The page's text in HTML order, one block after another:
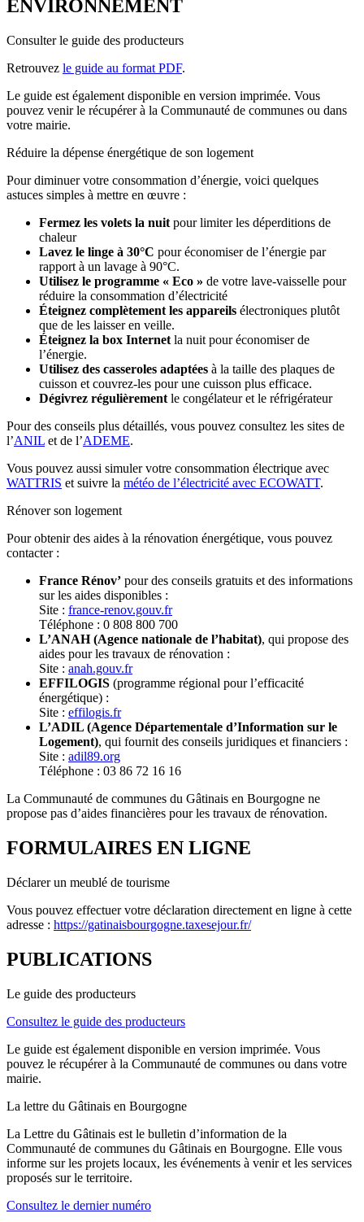
ENVIRONNEMENT
Consulter le guide des producteurs
Retrouvez le guide au format PDF.
Le guide est également disponible en version imprimée. Vous
pouvez venir le récupérer à la Communauté de communes ou dans
votre mairie.
Réduire la dépense énergétique de son logement
Pour diminuer votre consommation d’énergie, voici quelques
astuces simples à mettre en œuvre :
Fermez les volets la nuit pour limiter les déperditions de
chaleur
Lavez le linge à 30°C pour économiser de l’énergie par
rapport à un lavage à 90°C.
Utilisez le programme « Eco » de votre lave-vaisselle pour
réduire la consommation d’électricité
Éteignez complètement les appareils électroniques plutôt
que de les laisser en veille.
Éteignez la box Internet la nuit pour économiser de
l’énergie.
Utilisez des casseroles adaptées à la taille des plaques de
cuisson et couvrez-les pour une cuisson plus efficace.
Dégivrez régulièrement le congélateur et le réfrigérateur
Pour des conseils plus détaillés, vous pouvez consultez les sites de
l’ANIL et de l’ADEME.
Vous pouvez aussi simuler votre consommation électrique avec
WATTRIS et suivre la météo de l’électricité avec ECOWATT.
Rénover son logement
Pour obtenir des aides à la rénovation énergétique, vous pouvez
contacter :
France Rénov’ pour des conseils gratuits et des informations
sur les aides disponibles :
Site : france-renov.gouv.fr
Téléphone : 0 808 800 700
L’ANAH (Agence nationale de l’habitat), qui propose des
aides pour les travaux de rénovation :
Site : anah.gouv.fr
EFFILOGIS (programme régional pour l’efficacité
énergétique) :
Site : effilogis.fr
L’ADIL (Agence Départementale d’Information sur le
Logement), qui fournit des conseils juridiques et financiers :
Site : adil89.org
Téléphone : 03 86 72 16 16
La Communauté de communes du Gâtinais en Bourgogne ne
propose pas d’aides financières pour les travaux de rénovation.
FORMULAIRES EN LIGNE
Déclarer un meublé de tourisme
Vous pouvez effectuer votre déclaration directement en ligne à cette
adresse : https://gatinaisbourgogne.taxesejour.fr/
PUBLICATIONS
Le guide des producteurs
Consultez le guide des producteurs
Le guide est également disponible en version imprimée. Vous
pouvez le récupérer à la Communauté de communes ou dans votre
mairie.
La lettre du Gâtinais en Bourgogne
La Lettre du Gâtinais est le bulletin d’information de la
Communauté de communes du Gâtinais en Bourgogne. Elle vous
informe sur les projets locaux, les événements à venir et les services
proposés sur le territoire.
Consultez le dernier numéro